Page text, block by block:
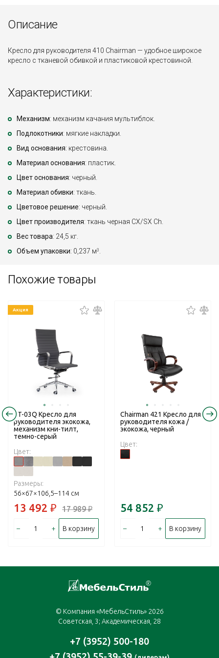
Описание
Кресло для руководителя 410 Chairman — удобное широкое
кресло с тканевой обивкой и пластиковой крестовиной.
Характеристики:
Механизм: механизм качания мультиблок.
Подлокотники: мягкие накладки.
Вид основания: крестовина.
Материал основания: пластик.
Цвет основания: черный.
Материал обивки: ткань.
Цветовое решение: черный.
Цвет производителя: ткань черная СХ/SX Ch.
Вес товара: 24,5 кг.
Объем упаковки: 0,237 м3
Похожие товары
Акция
RT-03Q Кресло для
руководителя экокожа,
механизм кни-тилт,
темно-серый
Цвет:
Размеры:
56×67×106,5–114 см
13 492 ₽ 17 989₽
– + В корзину
Chairman 421 Кресло для
руководителя кожа /
экокожа, черный
Цвет:
54 852 ₽
– + В корзину
© Компания «МебельСтиль» 2026
Советская, 3; Академическая, 28
+7 (3952) 500-180